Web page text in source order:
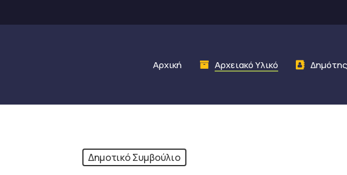
Αρχική Αρχειακό Υλικό Δημότης
Δημοτικό Συμβούλιο